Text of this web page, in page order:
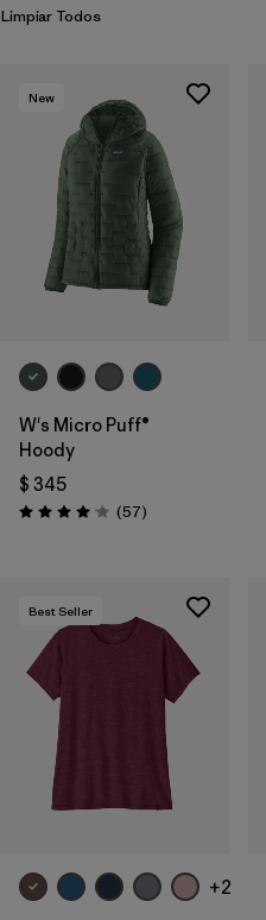
Limpiar Todos
New
W's Micro Puff®
Hoody
$ 345
Valoración: 4.1 / 5
(57Comentarios
)
Best Seller
+2